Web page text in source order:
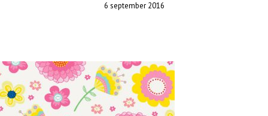
6 september 2016